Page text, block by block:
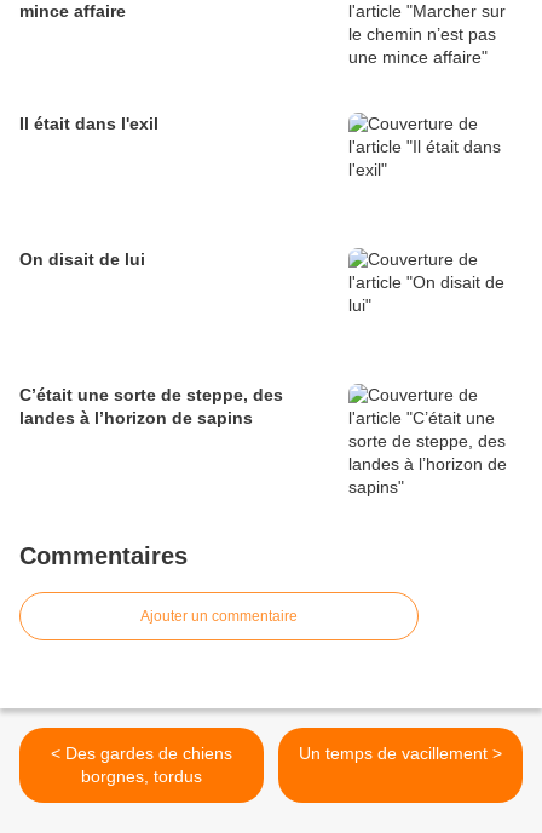
mince affaire
Il était dans l'exil
On disait de lui
C’était une sorte de steppe, des
landes à l’horizon de sapins
Commentaires
Ajouter un commentaire
< Des gardes de chiens
borgnes, tordus
Un temps de vacillement >